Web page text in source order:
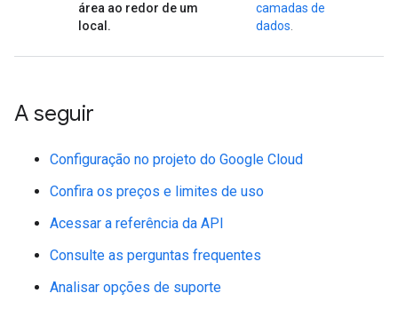
área ao redor de um
local.
camadas de
dados
A seguir
Configuração no projeto do Google Cloud
Confira os preços e limites de uso
Acessar a referência da API
Consulte as perguntas frequentes
Analisar opções de suporte